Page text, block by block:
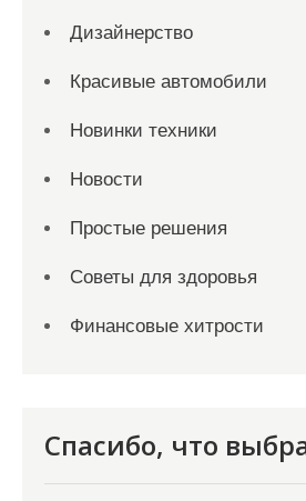
Дизайнерство
Красивые автомобили
Новинки техники
Новости
Простые решения
Советы для здоровья
Финансовые хитрости
Спасибо, что